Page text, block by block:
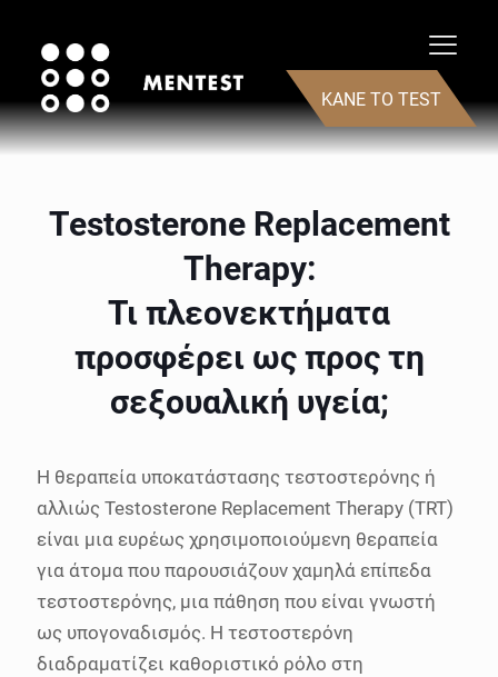
ΚΑΝΕ ΤΟ TEST
Testosterone Replacement
Therapy:
Τι πλεονεκτήματα
προσφέρει ως προς τη
σεξουαλική υγεία;
Η θεραπεία υποκατάστασης τεστοστερόνης ή
αλλιώς Testosterone Replacement Therapy (TRT)
είναι μια ευρέως χρησιμοποιούμενη θεραπεία
για άτομα που παρουσιάζουν χαμηλά επίπεδα
τεστοστερόνης, μια πάθηση που είναι γνωστή
ως υπογοναδισμός. Η τεστοστερόνη
διαδραματίζει καθοριστικό ρόλο στη